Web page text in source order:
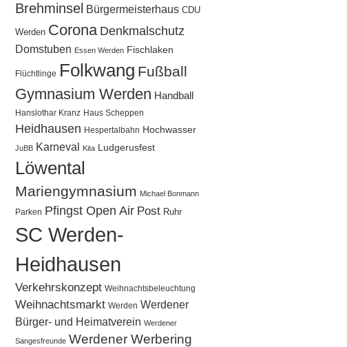
Brehminsel Bürgermeisterhaus CDU
Werden Corona Denkmalschutz
Domstuben Essen Werden Fischlaken
Flüchtlinge Folkwang Fußball
Gymnasium Werden Handball
Hanslothar Kranz Haus Scheppen
Heidhausen Hespertalbahn Hochwasser
JuBB Karneval Kita Ludgerusfest
Löwental
Mariengymnasium Michael Bonmann
Parken Pfingst Open Air Post Ruhr
SC Werden-
Heidhausen
Verkehrskonzept Weihnachtsbeleuchtung
Weihnachtsmarkt Werden Werdener
Bürger- und Heimatverein Werdener
Sangesfreunde Werdener Werbering